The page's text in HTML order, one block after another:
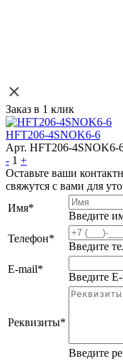
Заказ в 1 клик
HFT206-4SNOK6-6
Арт. HFT206-4SNOK6-
- 1 +
Оставьте ваши
свяжутся с вами для
Имя*
Введите
Телефон*
Введите
E-mail*
Введите
Реквизиты*
Введите